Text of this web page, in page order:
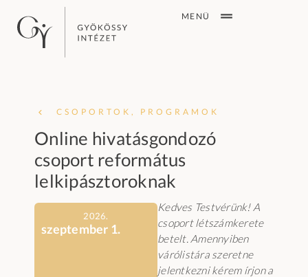
MENÜ
CSOPORTOK, PROGRAMOK
Online hivatásgondozó
csoport református
lelkipásztoroknak
2026.
szeptember 1.
Kedves Testvérünk! A
csoport létszámkerete
betelt. Amennyiben
várólistára szeretne
jelentkezni kérem írjon a